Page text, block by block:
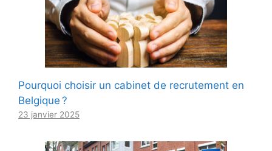
Pourquoi choisir un cabinet de recrutement en
Belgique ?
23 janvier 2025